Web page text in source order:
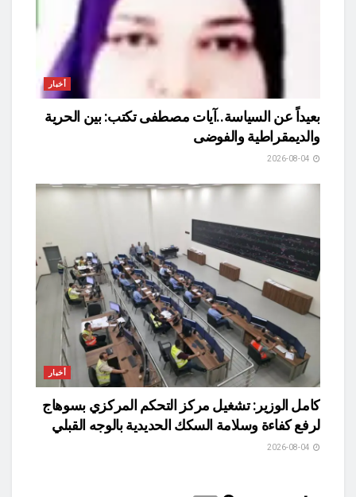
أخبار
بعيداً عن السياسة..آيات مصطفى تكتب: بين الحرية
والديمقراطية والفوضى
أخبار
كامل الوزير: تشغيل مركز التحكم المركزي بسوهاج
لرفع كفاءة وسلامة السكك الحديدية بالوجه القبلي